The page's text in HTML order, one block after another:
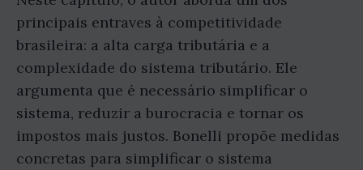
principais entraves à competitividade
brasileira: a alta carga tributária e a
complexidade do sistema tributário. Ele
argumenta que é necessário simplificar o
sistema, reduzir a burocracia e tornar os
impostos mais justos. Bonelli propõe medidas
concretas para simplificar o sistema